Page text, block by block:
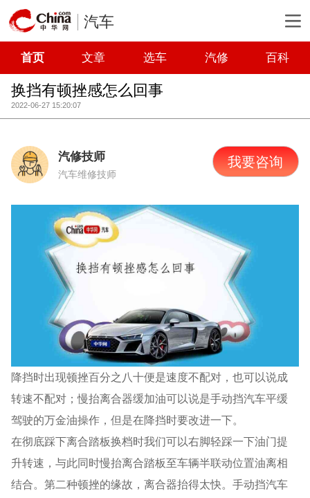
汽车
首页 文章 选车 汽修 百科
换挡有顿挫感怎么回事
2022-06-27 15:20:07
汽修技师
汽车维修技师
我要咨询
降挡时出现顿挫百分之八十便是速度不配对，也可以说成
转速不配对；慢抬离合器缓加油可以说是手动挡汽车平缓
驾驶的万金油操作，但是在降挡时要改进一下。
在彻底踩下离合踏板换档时我们可以右脚轻踩一下油门提
升转速，与此同时慢抬离合踏板至车辆半联动位置油离相
结合。第二种顿挫的缘故，离合器抬得太快。手动挡汽车